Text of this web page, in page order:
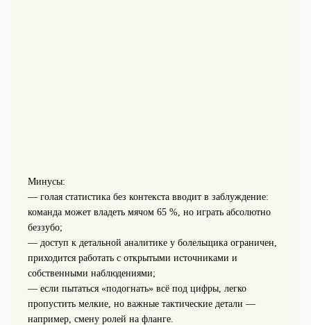
Минусы:
— голая статистика без контекста вводит в заблуждение:
команда может владеть мячом 65 %, но играть абсолютно
беззубо;
— доступ к детальной аналитике у болельщика ограничен,
приходится работать с открытыми источниками и
собственными наблюдениями;
— если пытаться «подогнать» всё под цифры, легко
пропустить мелкие, но важные тактические детали —
например, смену ролей на фланге.